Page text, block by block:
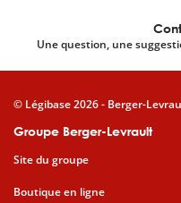
Une question, une
Groupe Berger-Levrault
Site du groupe
Boutique en ligne
© Légibase 2026 - Berger-